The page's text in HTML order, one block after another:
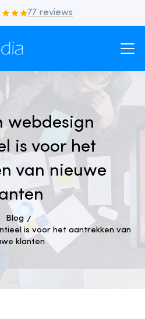
77 reviews
webdesign
is voor het
van nieuwe
Blog
is voor het aantrekken van
klanten